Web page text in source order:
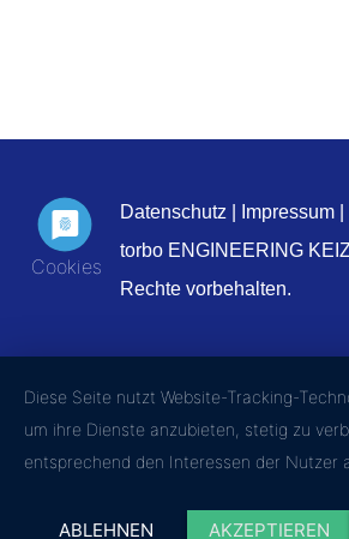
Datenschutz Impressum
torbo ENGINEERING
Rechte vorbehalten.
Diese Seite nutzt Website-Tracking-
um ihre Dienste anzubieten, stetig zu
entsprechend den Interessen der Nutzer
ABLEHNEN AKZEPTIEREN